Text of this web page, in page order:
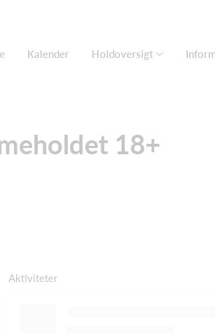
Kalender Holdoversigt
18+
Aktiviteter